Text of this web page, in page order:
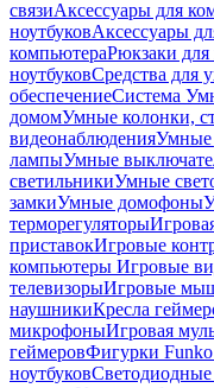
связиАксессуары для
ноутбуковАксессуары
компьютераРюкзаки для
ноутбуковСредства для
обеспечениеСистема
домомУмные колонки,
видеонаблюденияУмные
лампыУмные
светильникиУмные
замкиУмные домофоны
терморегуляторы
приставокИгровые
компьютеры Игровые
телевизорыИгровые
наушникиКресла
микрофоныИгровая
геймеровФигурки
ноутбуков